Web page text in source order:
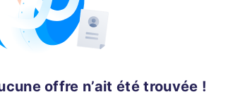
offre n’ait été trouvée !